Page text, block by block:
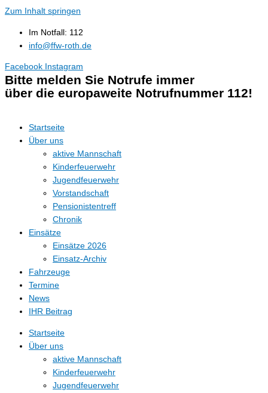
Zum Inhalt springen
Im Notfall: 112
info@ffw-roth.de
Facebook Instagram
Bitte melden Sie Notrufe immer
über die europaweite Notrufnummer 112!
Startseite
Über uns
aktive Mannschaft
Kinderfeuerwehr
Jugendfeuerwehr
Vorstandschaft
Pensionistentreff
Chronik
Einsätze
Einsätze 2026
Einsatz-Archiv
Fahrzeuge
Termine
News
IHR Beitrag
Startseite
Über uns
aktive Mannschaft
Kinderfeuerwehr
Jugendfeuerwehr